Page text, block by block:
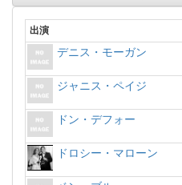
出演
デニス・モーガン
ジャニス・ペイジ
ドン・デフォー
ドロシー・マローン